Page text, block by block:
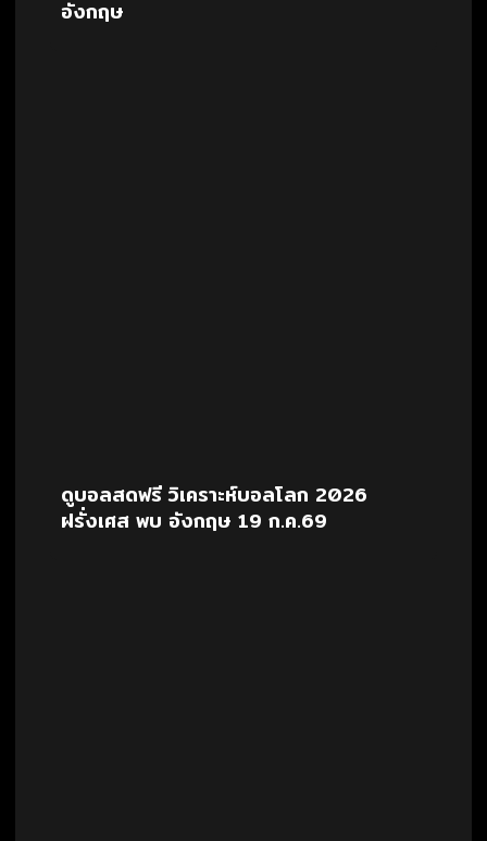
อังกฤษ
ดูบอลสดฟรี วิเคราะห์บอลโลก 2026
ฝรั่งเศส พบ อังกฤษ 19 ก.ค.69